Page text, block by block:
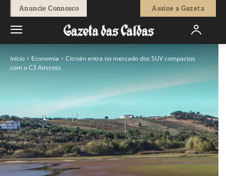
Anuncie Connosco Assine a Gazeta
Início Economia
Citroën entra no mercado dos SUV compactos
com o C3 Aircross